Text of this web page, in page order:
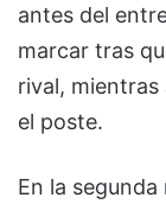
antes del
marcar tras
rival, mientras
el poste.
En la